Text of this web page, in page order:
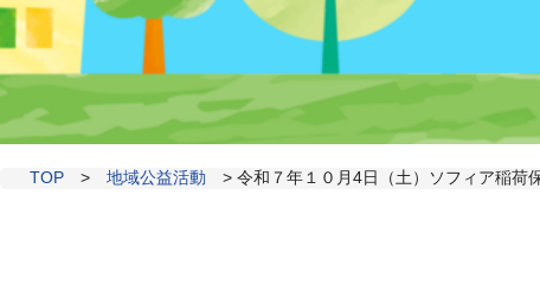
TOP > 地域公益活動 > 令和７年１０月4日（土）ソフィア稲荷